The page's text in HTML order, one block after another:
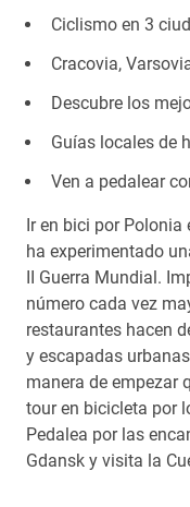
Ciclismo en 3
Cracovia,
Descubre los
Guías locales de
Ven a pedalear
Ir en bici por Polonia
ha experimentado
II Guerra Mundial.
número cada vez
restaurantes hacen
y escapadas
manera de empezar
tour en bicicleta por
Pedalea por las
Gdansk y visita la